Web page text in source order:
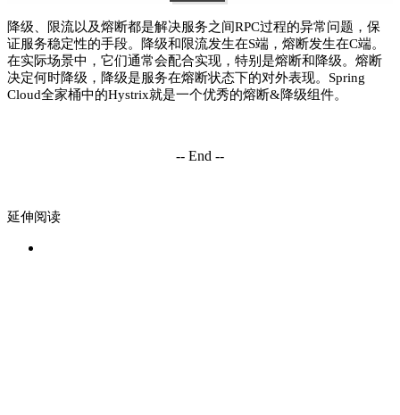
降级、限流以及熔断都是解决服务之间RPC过程的异常问题，保
证服务稳定性的手段。
降级和限流发生在S端，熔断发生在C端。
在实际场景中，它们通常会配合实现，特别是熔断和降级。 熔断
决定何时降级，降级是服务在熔断状态下的对外表现。 Spring
Cloud全家桶中的Hystrix就是一个优秀的熔断&降级组件。
-- End --
延伸阅读